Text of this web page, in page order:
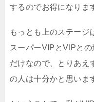
するのでお得になりま
もっとも上のステージ
スーパーVIPとVIPと
だけなので、とりあえ
の人は十分かと思いま